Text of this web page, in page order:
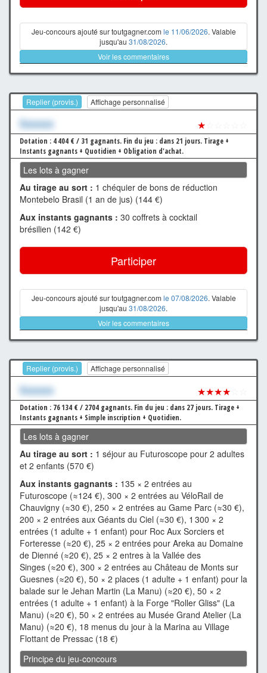
Jeu-concours ajouté sur toutgagner.com le 11/06/2026. Valable
jusqu'au 31/08/2026.
Voir les commentaires
Replier (provis.) Affichage personnalisé
Xxxxxxx ★
Dotation : 4 404 € / 31 gagnants. Fin du jeu : dans 21 jours. Tirage +
Instants gagnants + Quotidien + Obligation d'achat.
Les lots à gagner
Au tirage au sort : 1 chéquier de bons de réduction
Montebelo Brasil (1 an de jus) (144 €)
Aux instants gagnants : 30 coffrets à cocktail
brésilien (142 €)
Participer
Jeu-concours ajouté sur toutgagner.com le 07/08/2026. Valable
jusqu'au 31/08/2026.
Voir les commentaires
Replier (provis.) Affichage personnalisé
Xxxxxxx ★★★★
Dotation : 76 134 € / 2704 gagnants. Fin du jeu : dans 27 jours. Tirage +
Instants gagnants + Simple inscription + Quotidien.
Les lots à gagner
Au tirage au sort : 1 séjour au Futuroscope pour 2 adultes
et 2 enfants (570 €)
Aux instants gagnants : 135 × 2 entrées au
Futuroscope (≈124 €), 300 × 2 entrées au VéloRail de
Chauvigny (≈30 €), 250 × 2 entrées au Game Parc (≈30 €),
200 × 2 entrées aux Géants du Ciel (≈30 €), 1 300 × 2
entrées (1 adulte + 1 enfant) pour Roc Aux Sorciers et
Forteresse (≈20 €), 25 × 2 entrées pour Areka au Domaine
de Dienné (≈20 €), 25 × 2 entres à la Vallée des
Singes (≈20 €), 300 × 2 entrées au Château de Monts sur
Guesnes (≈20 €), 50 × 2 places (1 adulte + 1 enfant) pour la
balade sur le Jehan Martin (La Manu) (≈20 €), 50 × 2
entrées (1 adulte + 1 enfant) à la Forge "Roller Gliss" (La
Manu) (≈20 €), 50 × 2 entrées au Musée Grand Atelier (La
Manu) (≈20 €), 18 menus du jour à la Marina au Village
Flottant de Pressac (18 €)
Principe du jeu-concours